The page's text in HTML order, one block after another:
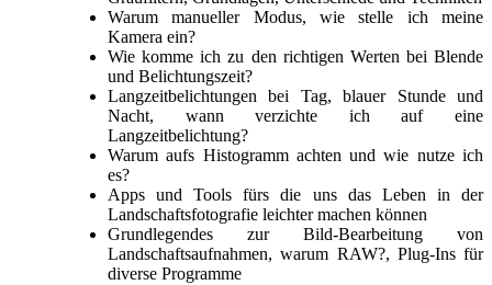
Warum manueller Modus, wie stelle ich meine
Kamera ein?
Wie komme ich zu den richtigen Werten bei Blende
und Belichtungszeit?
Langzeitbelichtungen bei Tag, blauer Stunde und
Nacht, wann verzichte ich auf eine
Langzeitbelichtung?
Warum aufs Histogramm achten und wie nutze ich
es?
Apps und Tools fürs die uns das Leben in der
Landschaftsfotografie leichter machen können
Grundlegendes zur Bild-Bearbeitung von
Landschaftsaufnahmen, warum RAW?, Plug-Ins für
diverse Programme